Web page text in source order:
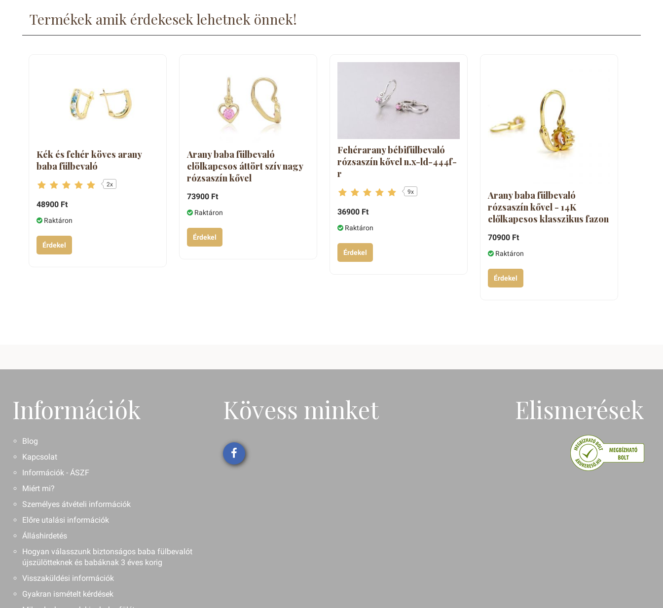
Termékek amik érdekesek lehetnek önnek!
Kék és fehér köves arany
baba fülbevaló
2x
48900 Ft
Raktáron
Érdekel
Arany baba fülbevaló
elölkapcsos áttört szív nagy
rózsaszín kővel
73900 Ft
Raktáron
Érdekel
Fehérarany bébifülbevaló
rózsaszín kővel n.x-ld-444f-
r
9x
36900 Ft
Raktáron
Érdekel
Arany baba fülbevaló
rózsaszín kővel - 14K
előlkapcsos klasszikus fazon
70900 Ft
Raktáron
Érdekel
Információk
Blog
Kapcsolat
Információk - ÁSZF
Miért mi?
Személyes átvételi információk
Előre utalási információk
Álláshirdetés
Hogyan válasszunk biztonságos baba fülbevalót
újszülötteknek és babáknak 3 éves korig
Visszaküldési információk
Gyakran ismételt kérdések
Kövess minket Elismerések